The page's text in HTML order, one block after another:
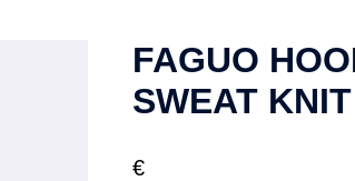
FAGUO
SWEAT
€